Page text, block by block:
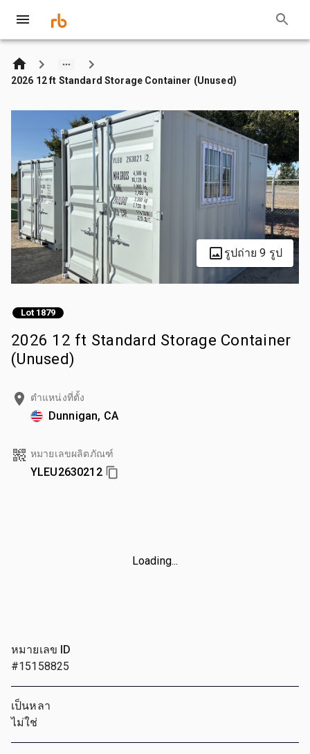
2026 12 ft Standard Storage Container (Unused)
รูปถ่าย 9 รูป
Lot 1879
2026 12 ft Standard Storage Container
(Unused)
ตำแหน่งที่ตั้ง
Dunnigan, CA
หมายเลขผลิตภัณฑ์
YLEU2630212
Loading...
หมายเลข ID
#15158825
เป็นหลา
ไม่ใช่